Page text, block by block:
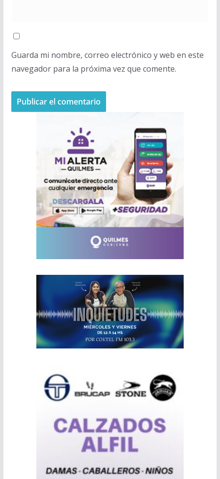
Guarda mi nombre, correo electrónico y web en este
navegador para la próxima vez que comente.